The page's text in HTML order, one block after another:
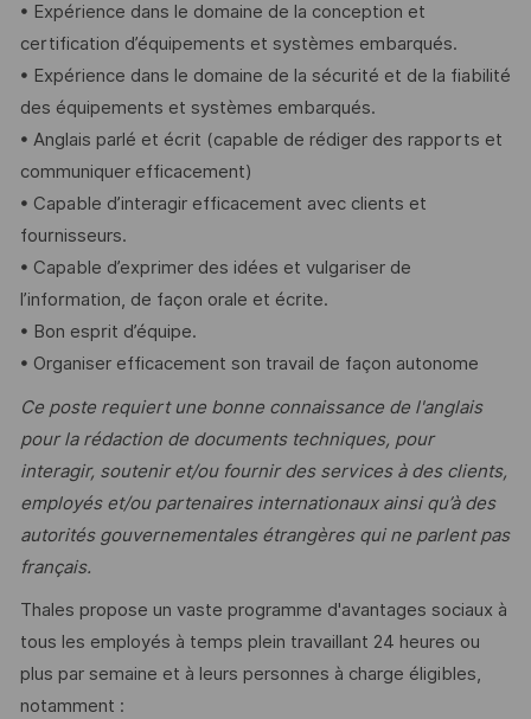
• Expérience dans le domaine de la conception et
certification d’équipements et systèmes embarqués.
• Expérience dans le domaine de la sécurité et de la fiabilité
des équipements et systèmes embarqués.
• Anglais parlé et écrit (capable de rédiger des rapports et
communiquer efficacement)
• Capable d’interagir efficacement avec clients et
fournisseurs.
• Capable d’exprimer des idées et vulgariser de
l’information, de façon orale et écrite.
• Bon esprit d’équipe.
• Organiser efficacement son travail de façon autonome
Ce poste requiert une bonne connaissance de l'anglais
pour la rédaction de documents techniques, pour
interagir, soutenir et/ou fournir des services à des clients,
employés et/ou partenaires internationaux ainsi qu’à des
autorités gouvernementales étrangères qui ne parlent pas
français.
Thales propose un vaste programme d'avantages sociaux à
tous les employés à temps plein travaillant 24 heures ou
plus par semaine et à leurs personnes à charge éligibles,
notamment :